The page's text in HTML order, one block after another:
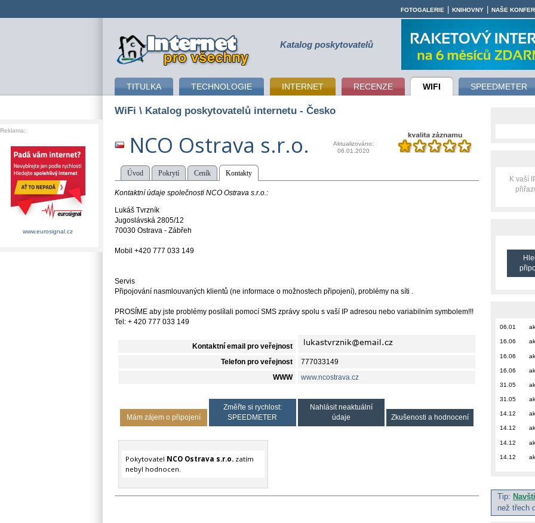
připojení k internetu Katalog poskytovatelů
TITULKA TECHNOLOGIE INTERNET RECENZE WIFI SPEEDMETER
FOTOGALERIE KNIHOVNY NAŠE
WiFi \ Katalog poskytovatelů internetu - Česko
NCO Ostrava s.r.o.
Aktualizováno:
06.01.2020
Úvod Pokrytí Ceník Kontakty
Kontaktní údaje společnosti NCO Ostrava s.r.o.:
Lukáš Tvrzník
Jugoslávská 2805/12
70030 Ostrava - Zábřeh
Mobil +420 777 033 149
Servis
Připojování nasmlouvaných klientů (ne informace o možnostech připojení), problémy na síti .
PROSÍME aby jste problémy poslílali pomocí SMS zprávy spolu s vaší IP adresou nebo variabilním symbolem!!!
Tel: + 420 777 033 149
Kontaktní email pro veřejnost
Telefon pro veřejnost 777033149
WWW www.ncostrava.cz
Mám zájem o připojení
Změřte si rychlost:
SPEEDMETER
Nahlásit neaktuální
údaje
Zkušenosti a hodnocení
Pokytovatel NCO Ostrava s.r.o.zatím
nebyl hodnocen.
K vaší
06.01
16.06
16.06
16.06
31.05
31.05
14.12
14.12
14.12
14.12
Tip:
než třech
Reklama:
www.eurosignal.cz